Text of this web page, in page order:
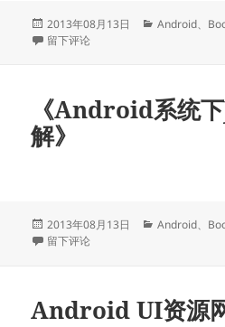
发
布
2013年08月13日
分
Android、
于《Android进阶实践》
留下评论
《Android系统
解》
发
布
2013年08月13日
分
Android、
于《Android系统下Java编程详解》
留下评论
Android UI资源